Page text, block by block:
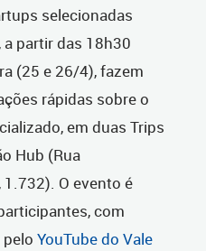
selecionadas
partir das 18h30
(25 e 26/4), fazem
rápidas sobre o
em duas Trips
Hub (Rua
O evento é
com
YouTube do Vale